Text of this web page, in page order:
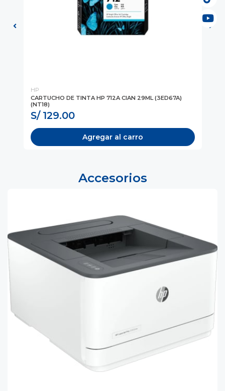
HP
CARTUCHO DE TINTA HP 712A CIAN 29ML (3ED67A)
(NT18)
S/ 129.00
Agregar al carro
Accesorios